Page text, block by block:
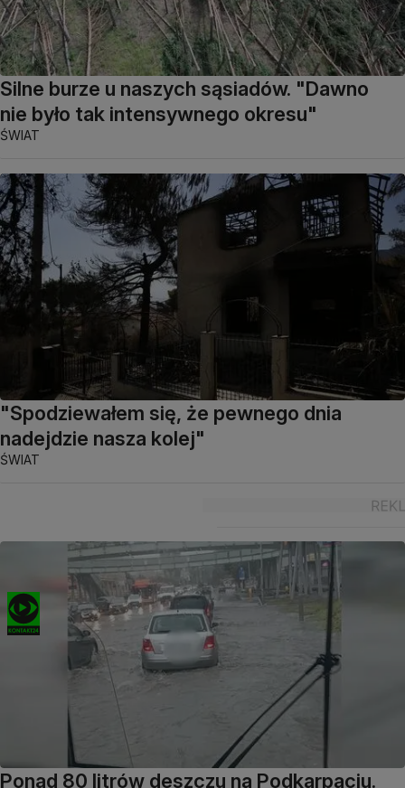
Silne burze u naszych sąsiadów. "Dawno
nie było tak intensywnego okresu"
ŚWIAT
"Spodziewałem się, że pewnego dnia
nadejdzie nasza kolej"
ŚWIAT
Ponad 80 litrów deszczu na Podkarpaciu.